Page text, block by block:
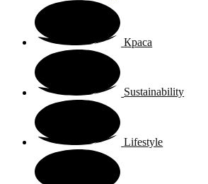
Краса
Sustainability
Lifestyle